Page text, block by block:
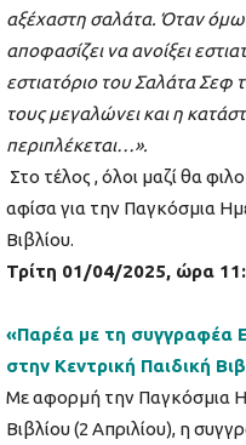
αξέχαστη σαλάτα. Όταν
αποφασίζει να ανοίξει
εστιατόριο του Σαλάτα Σεφ
τους μεγαλώνει και η
περιπλέκεται…».
Στο τέλος , όλοι μαζί θα
αφίσα για την Παγκόσμια
Βιβλίου.
Τρίτη 01/04/2025, ώρα
«Παρέα με τη συγγραφέα
στην Κεντρική Παιδική
Με αφορμή την Παγκόσμια
Βιβλίου (2 Απριλίου), η